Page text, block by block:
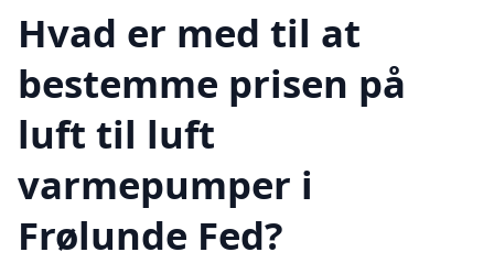
Hvad er med til at
bestemme prisen på
luft til luft
varmepumper i
Frølunde Fed?